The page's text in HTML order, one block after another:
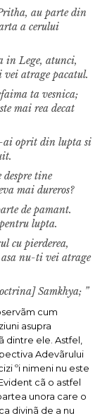
au parte din
a cerului
in Lege, atunci,
atrage pacatul.
ta vesnica;
mai rea decat
ai oprit din lupta si
despre tine
mai dureros?
de pamant.
lupta.
cu pierderea,
nu-ti vei atrage
Samkhya; ”
cum
asupra
dintre ele. Astfel,
Adevãrului
ºi nimeni nu este
cã o astfel
unora care o
divinã de a nu